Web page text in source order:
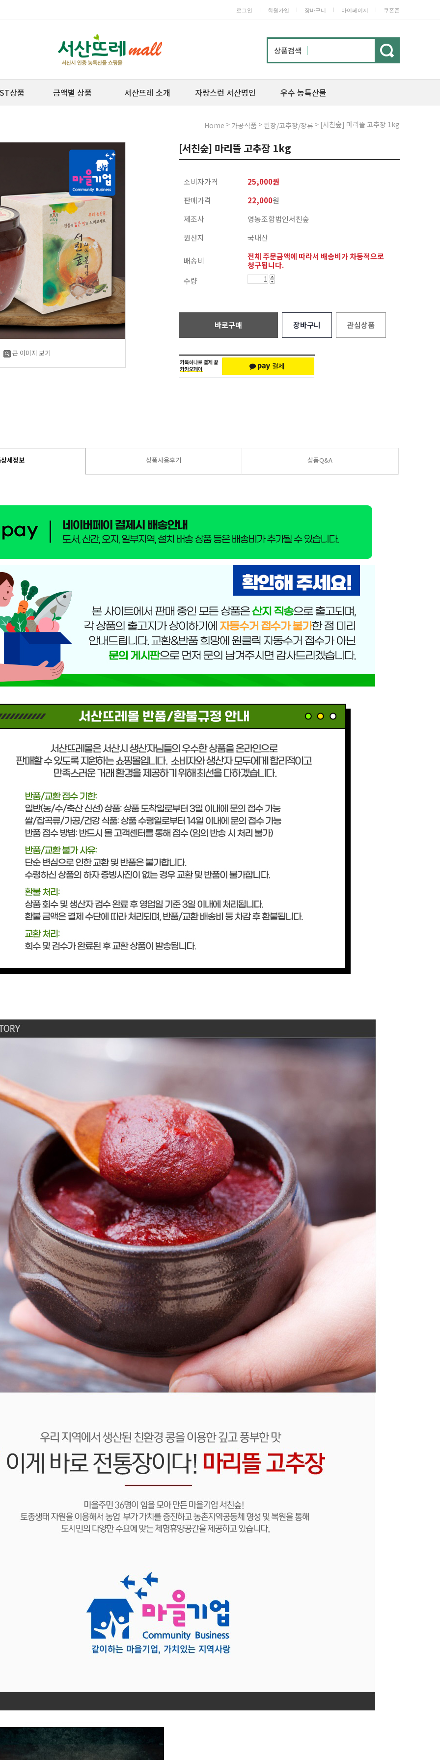
로그인 회원가입 장바구니 마이페이지 쿠폰존
상품검색
상품 금액별 상품 서산뜨레 소개 자랑스런 서산명인 우수 농특산물
Home > 가공식품 > 된장/고추장/장류 > [서친숲] 마리뜰 고추장 1kg
큰 이미지 보기
[서친숲] 마리뜰 고추장 1kg
소비자가격
25,000원
판매가격
22,000원
제조사
영농조합법인서친숲
원산지
국내산
배송비
전체 주문금액에 따라서 배송비가 차등적으로
청구됩니다.
수량
바로구매 장바구니 관심상품
세정보 상품사용후기 상품Q&A